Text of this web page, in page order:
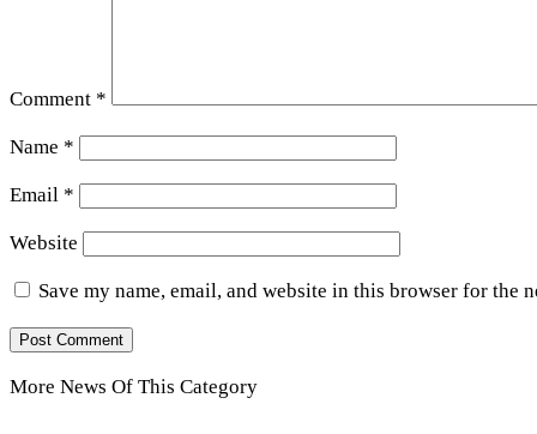
Comment *
Name *
Email *
Website
Save my name, email, and website in this browser for the
More News Of This Category